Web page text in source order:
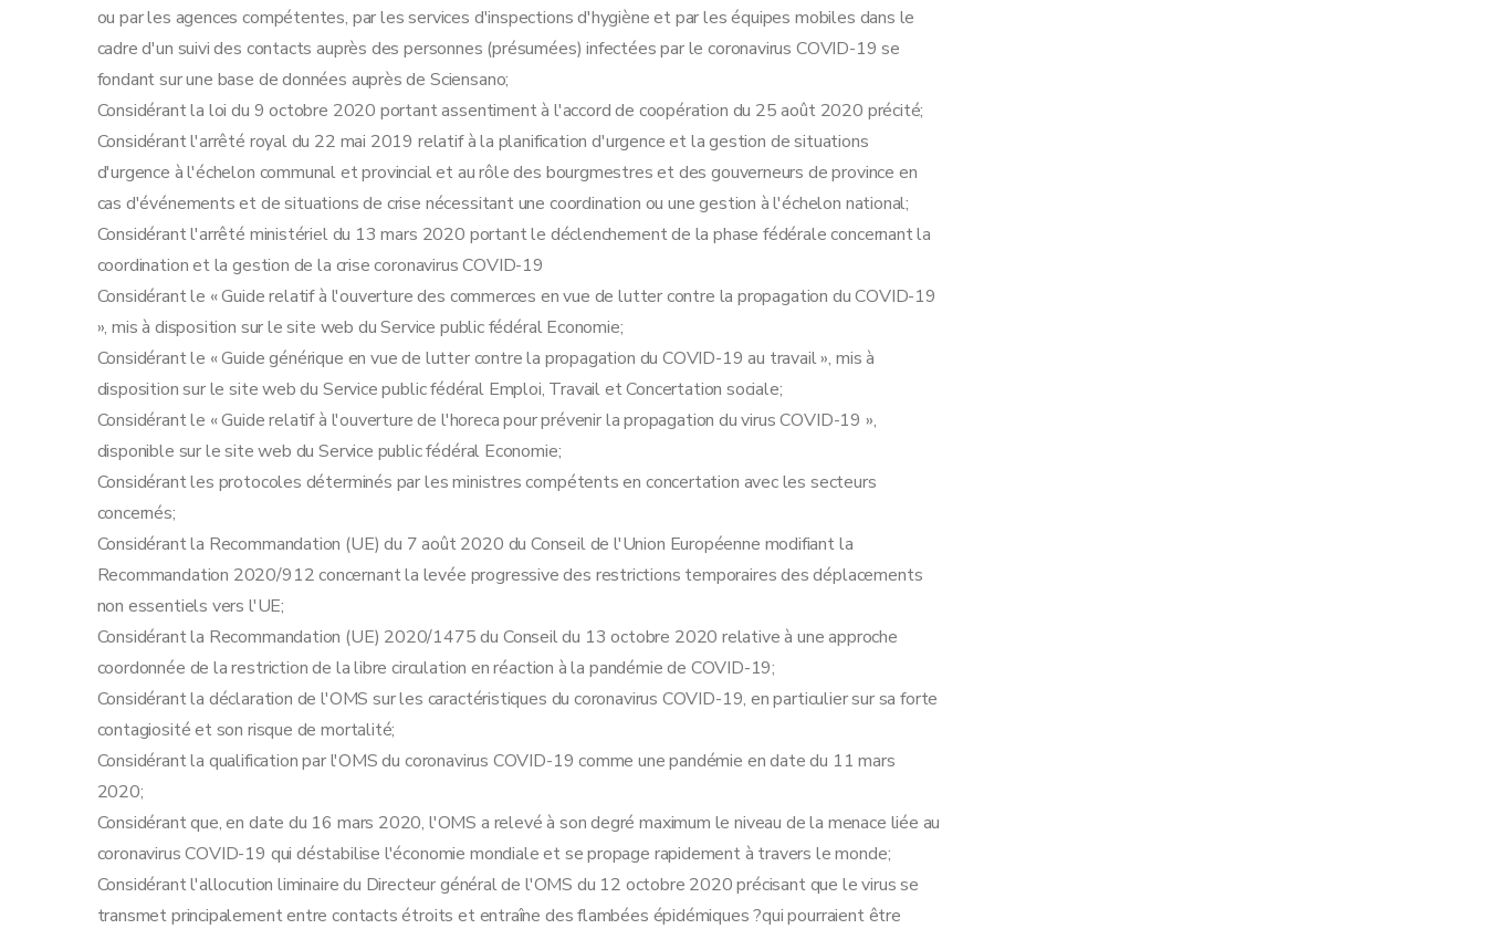
Annexe
ou par les agences compétentes, par les services d'inspections d'hygiène et par les équipes mobiles dans le
cadre d'un suivi des contacts auprès des personnes (présumées) infectées par le coronavirus COVID-19 se
fondant sur une base de données auprès de Sciensano;
Considérant la loi du 9 octobre 2020 portant assentiment à l'accord de coopération du 25 août 2020 précité;
Considérant l'arrêté royal du 22 mai 2019 relatif à la planification d'urgence et la gestion de situations
d'urgence à l'échelon communal et provincial et au rôle des bourgmestres et des gouverneurs de province en
cas d'événements et de situations de crise nécessitant une coordination ou une gestion à l'échelon national;
Considérant l'arrêté ministériel du 13 mars 2020 portant le déclenchement de la phase fédérale concernant la
coordination et la gestion de la crise coronavirus COVID-19
Considérant le « Guide relatif à l'ouverture des commerces en vue de lutter contre la propagation du COVID-19
», mis à disposition sur le site web du Service public fédéral Economie;
Considérant le « Guide générique en vue de lutter contre la propagation du COVID-19 au travail », mis à
disposition sur le site web du Service public fédéral Emploi, Travail et Concertation sociale;
Considérant le « Guide relatif à l'ouverture de l'horeca pour prévenir la propagation du virus COVID-19 »,
disponible sur le site web du Service public fédéral Economie;
Considérant les protocoles déterminés par les ministres compétents en concertation avec les secteurs
concernés;
Considérant la Recommandation (UE) du 7 août 2020 du Conseil de l'Union Européenne modifiant la
Recommandation 2020/912 concernant la levée progressive des restrictions temporaires des déplacements
non essentiels vers l'UE;
Considérant la Recommandation (UE) 2020/1475 du Conseil du 13 octobre 2020 relative à une approche
coordonnée de la restriction de la libre circulation en réaction à la pandémie de COVID-19;
Considérant la déclaration de l'OMS sur les caractéristiques du coronavirus COVID-19, en particulier sur sa forte
contagiosité et son risque de mortalité;
Considérant la qualification par l'OMS du coronavirus COVID-19 comme une pandémie en date du 11 mars
2020;
Considérant que, en date du 16 mars 2020, l'OMS a relevé à son degré maximum le niveau de la menace liée au
coronavirus COVID-19 qui déstabilise l'économie mondiale et se propage rapidement à travers le monde;
Considérant l'allocution liminaire du Directeur général de l'OMS du 12 octobre 2020 précisant que le virus se
transmet principalement entre contacts étroits et entraîne des flambées épidémiques ?qui pourraient être